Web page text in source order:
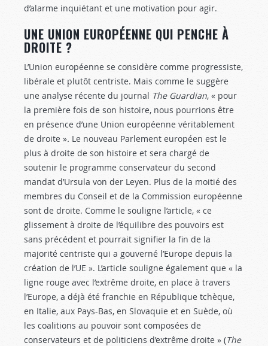
d’alarme inquiétant et une motivation pour agir.
UNE UNION EUROPÉENNE QUI PENCHE À
DROITE ?
L’Union européenne se considère comme progressiste,
libérale et plutôt centriste. Mais comme le suggère
une analyse récente du journal The Guardian, « pour
la première fois de son histoire, nous pourrions être
en présence d’une Union européenne véritablement
de droite ». Le nouveau Parlement européen est le
plus à droite de son histoire et sera chargé de
soutenir le programme conservateur du second
mandat d’Ursula von der Leyen. Plus de la moitié des
membres du Conseil et de la Commission européenne
sont de droite. Comme le souligne l’article, « ce
glissement à droite de l’équilibre des pouvoirs est
sans précédent et pourrait signifier la fin de la
majorité centriste qui a gouverné l’Europe depuis la
création de l’UE ». L’article souligne également que « la
ligne rouge avec l’extrême droite, en place à travers
l’Europe, a déjà été franchie en République tchèque,
en Italie, aux Pays-Bas, en Slovaquie et en Suède, où
les coalitions au pouvoir sont composées de
conservateurs et de politiciens d’extrême droite » (The